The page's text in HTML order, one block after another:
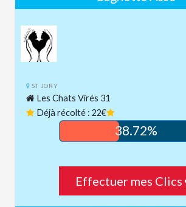
ST JORY
Les Chats Virés 31
Déjà récolté : 22€
38.72%
Effectuer mes Clics